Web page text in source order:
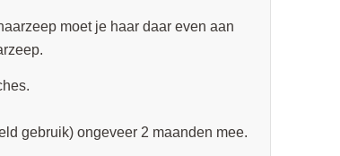
moet je haar daar even aan
gebruik) ongeveer 2 maanden mee.